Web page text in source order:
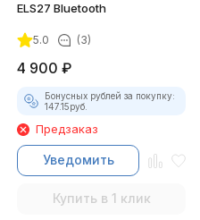
ELS27 Bluetooth
5.0 (3)
4 900 ₽
Бонусных рублей за покупку:
147.15руб.
Предзаказ
Уведомить
Купить в 1 клик